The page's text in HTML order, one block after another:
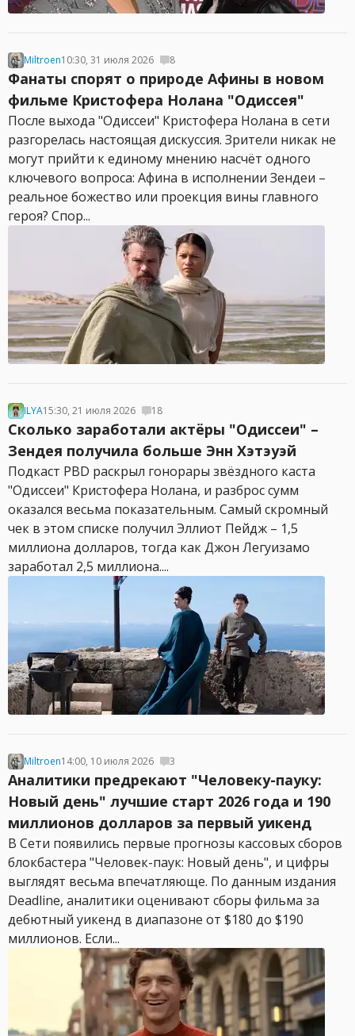
Miltroen10:30, 31 июля 2026 8
Фанаты спорят о природе Афины в новом
фильме Кристофера Нолана "Одиссея"
После выхода "Одиссеи" Кристофера Нолана в сети
разгорелась настоящая дискуссия. Зрители никак не
могут прийти к единому мнению насчёт одного
ключевого вопроса: Афина в исполнении Зендеи –
реальное божество или проекция вины главного
героя? Спор...
ILYA15:30, 21 июля 2026 18
Сколько заработали актёры "Одиссеи" –
Зендея получила больше Энн Хэтэуэй
Подкаст PBD раскрыл гонорары звёздного каста
"Одиссеи" Кристофера Нолана, и разброс сумм
оказался весьма показательным. Самый скромный
чек в этом списке получил Эллиот Пейдж – 1,5
миллиона долларов, тогда как Джон Легуизамо
заработал 2,5 миллиона....
Miltroen14:00, 10 июля 2026 3
Аналитики предрекают "Человеку-пауку:
Новый день" лучшие старт 2026 года и 190
миллионов долларов за первый уикенд
В Сети появились первые прогнозы кассовых сборов
блокбастера "Человек-паук: Новый день", и цифры
выглядят весьма впечатляюще. По данным издания
Deadline, аналитики оценивают сборы фильма за
дебютный уикенд в диапазоне от $180 до $190
миллионов. Если...